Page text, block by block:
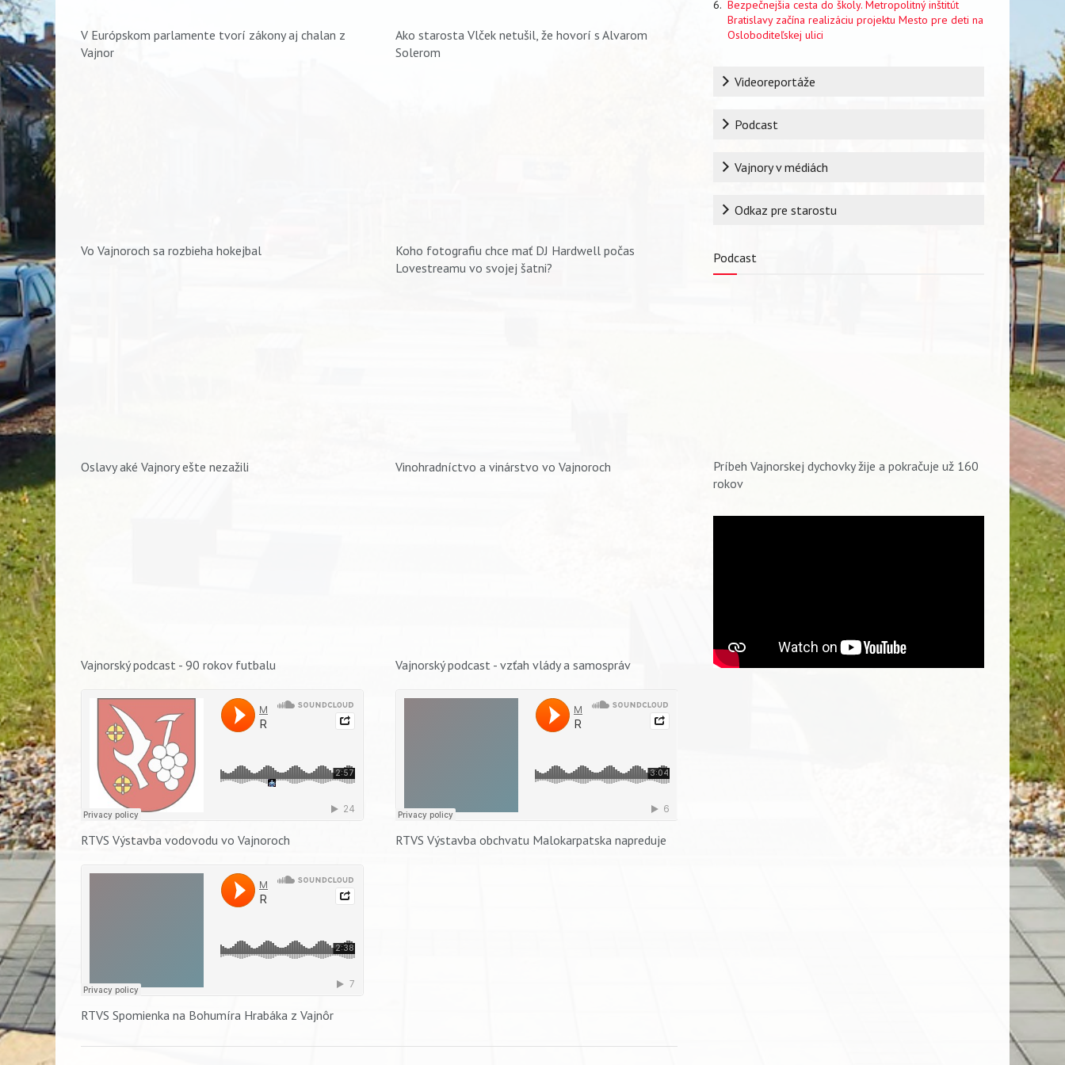
V Európskom parlamente tvorí zákony aj chalan z
Vajnor
Ako starosta Vlček netušil, že hovorí s Alvarom
Solerom
Vo Vajnoroch sa rozbieha hokejbal
Koho fotografiu chce mať DJ Hardwell počas
Lovestreamu vo svojej šatni?
Oslavy aké Vajnory ešte nezažili Vinohradníctvo a vinárstvo vo Vajnoroch
Vajnorský podcast - 90 rokov futbalu Vajnorský podcast - vzťah vlády a samospráv
RTVS Výstavba vodovodu vo Vajnoroch RTVS Výstavba obchvatu Malokarpatska napreduje
RTVS Spomienka na Bohumíra Hrabáka z Vajnôr
Bezpečnejšia cesta do školy. Metropolitný inštitút
Bratislavy začína realizáciu projektu Mesto pre deti na
Osloboditeľskej ulici
RubrikaVideoreportáže
Podcast
Vajnory v médiách
Odkaz pre starostu
Podcast
Príbeh Vajnorskej dychovky žije a pokračuje už 160
rokov